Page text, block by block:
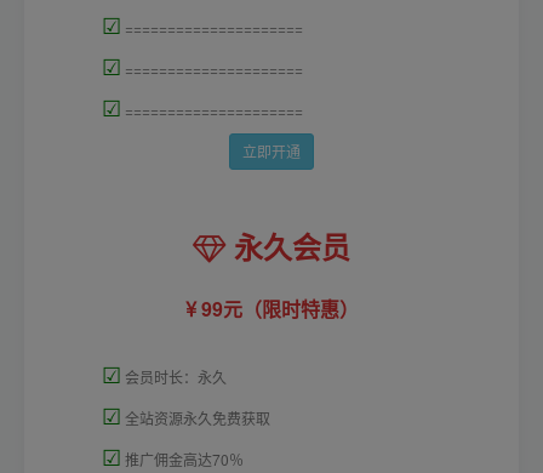
☑ =====================
☑ =====================
☑ =====================
立即开通
永久会员
99元（限时特惠）
☑ 会员时长：永久
☑ 全站资源永久免费获取
☑ 推广佣金高达70％